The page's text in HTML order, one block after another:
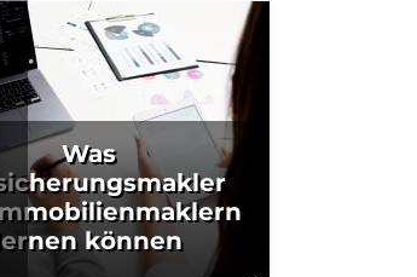
Was
können